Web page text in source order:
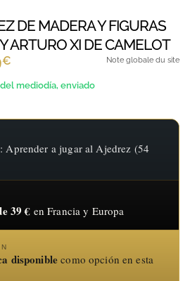
DE MADERA Y FIGURAS
ARTURO XI DE CAMELOT
€
precio
es:
mediodía, enviado
Note globale du site
a jugar al Ajedrez (54
39 € en Francia y Europa
disponible como opción en esta